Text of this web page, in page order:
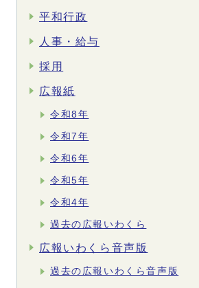
平和行政
人事・給与
採用
広報紙
令和8年
令和7年
令和6年
令和5年
令和4年
過去の広報いわくら
広報いわくら音声版
過去の広報いわくら音声版